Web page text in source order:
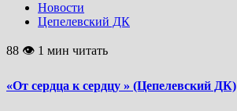
Новости
Цепелевский ДК
88 👁 1 мин читать
«От сердца к сердцу » (Цепелевский ДК)